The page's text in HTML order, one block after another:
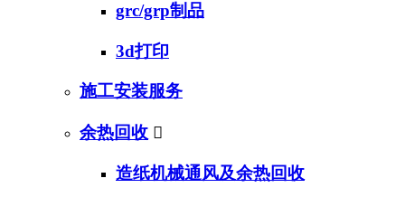
grc/grp制品
3d打印
施工安装服务
余热回收 
造纸机械通风及余热回收